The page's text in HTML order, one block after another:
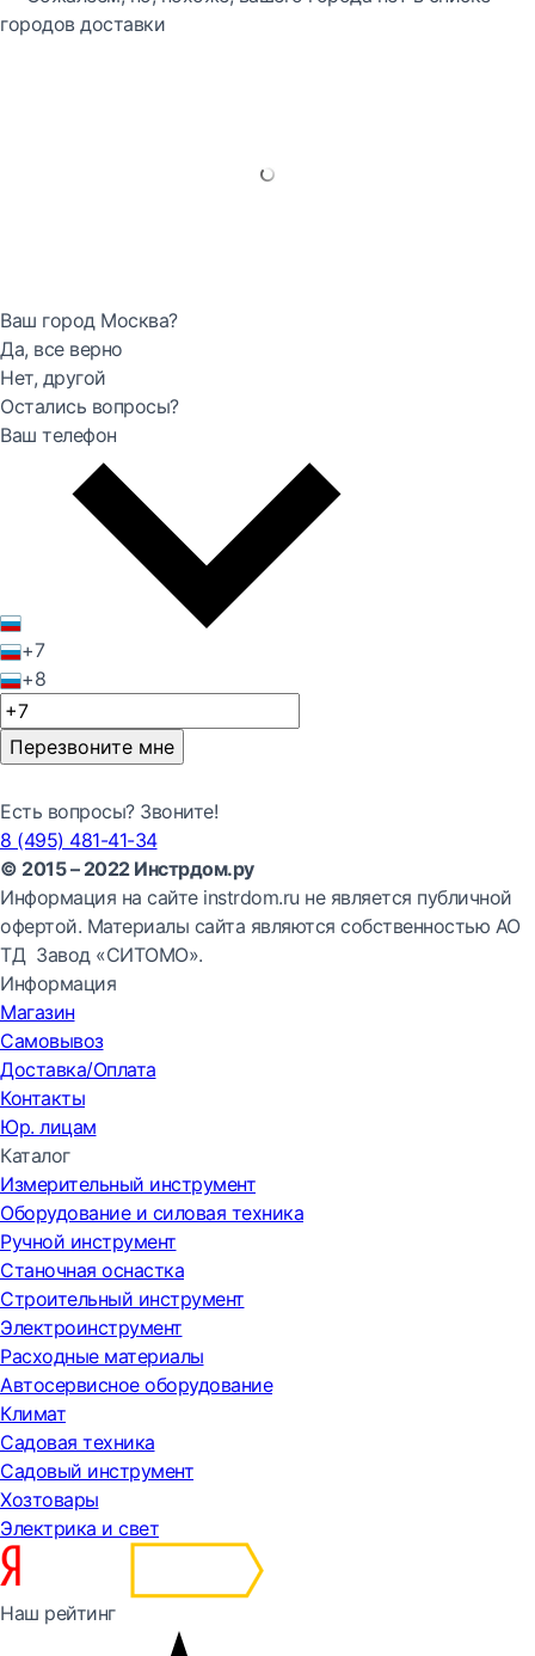
городов доставки
Ваш город Москва?
Да, все верно
Нет, другой
Остались вопросы?
Ваш телефон
+7
+8
Перезвоните мне
Есть вопросы? Звоните!
8 (495) 481-41-34
© 2015 – 2022 Инстрдом.ру
Информация на сайте instrdom.ru не является публичной
офертой. Материалы сайта являются собственностью АО
ТД Завод «СИТОМО».
Информация
Магазин
Самовывоз
Доставка/Оплата
Контакты
Юр. лицам
Каталог
Измерительный инструмент
Оборудование и силовая техника
Ручной инструмент
Станочная оснастка
Строительный инструмент
Электроинструмент
Расходные материалы
Автосервисное оборудование
Климат
Садовая техника
Садовый инструмент
Хозтовары
Электрика и свет
Наш рейтинг